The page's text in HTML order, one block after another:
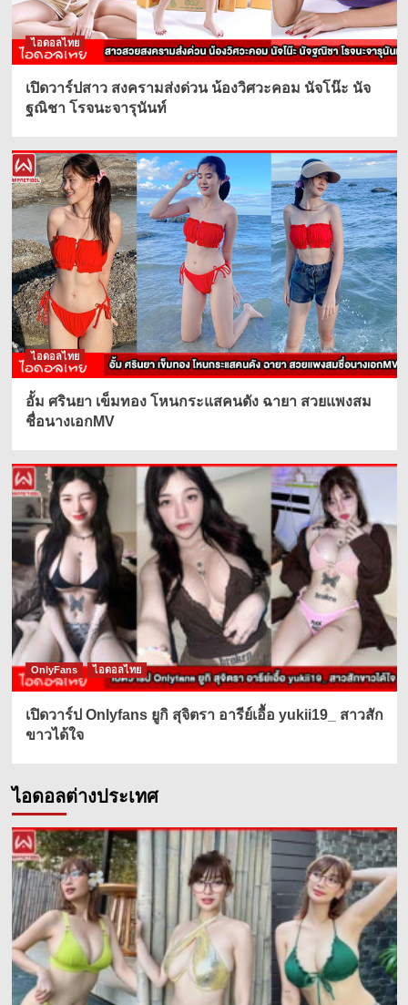
ไอดอลไทย
เปิดวาร์ปสาว สงครามส่งด่วน น้องวิศวะคอม นัจโน๊ะ นัจ
ฐณิชา โรจนะจารุนันท์
ไอดอลไทย
อั้ม ศรินยา เข็มทอง โหนกระแสคนดัง ฉายา สวยแพงสม
ชื่อนางเอกMV
OnlyFans ไอดอลไทย
เปิดวาร์ป Onlyfans ยูกิ สุจิตรา อารีย์เอื้อ yukii19_ สาวสัก
ขาวได้ใจ
ไอดอลต่างประเทศ